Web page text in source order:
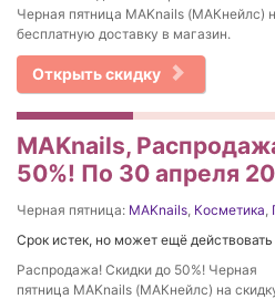
Черная пятница MAKnails (МАКнейлс)
бесплатную доставку в магазин.
Открыть скидку
MAKnails,
50%! По 30 апреля
Черная пятница: MAKnails Косметика
Срок истек, но может ещё действовать
Распродажа! Скидки до 50%! Черная
пятница MAKnails (МАКнейлс) на